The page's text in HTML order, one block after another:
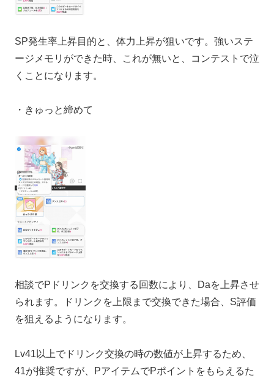
SP発生率上昇目的と、体力上昇が狙いです。強いステ
ージメモリができた時、これが無いと、コンテストで泣
くことになります。
・きゅっと締めて
相談でPドリンクを交換する回数により、Daを上昇させ
られます。ドリンクを上限まで交換できた場合、S評価
を狙えるようになります。
Lv41以上でドリンク交換の時の数値が上昇するため、
41が推奨ですが、PアイテムでPポイントをもらえるた